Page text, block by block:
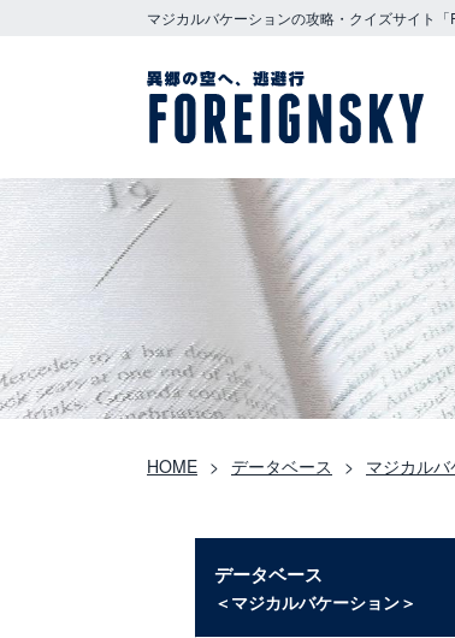
マジカルバケーションの攻略・クイズサイト「
HOME データベース マジカル
データベース
＜マジカルバケーション＞